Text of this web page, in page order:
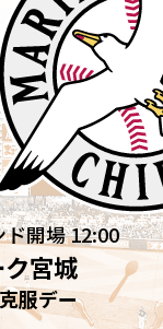
開場 12:00
宮城
服デー